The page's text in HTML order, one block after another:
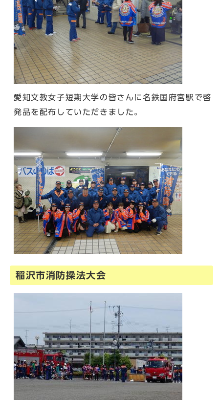
愛知文教女子短期大学の皆さんに名鉄国府宮駅で啓
発品を配布していただきました。
稲沢市消防操法大会